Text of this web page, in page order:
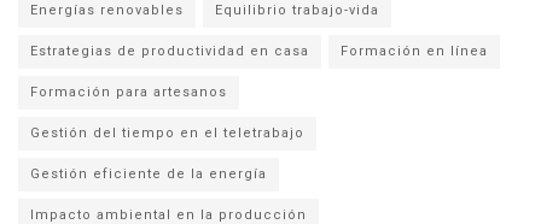
Energías renovables Equilibrio trabajo-vida
Estrategias de productividad en casa Formación en línea
Formación para artesanos
Gestión del tiempo en el teletrabajo
Gestión eficiente de la energía
Impacto ambiental en la producción